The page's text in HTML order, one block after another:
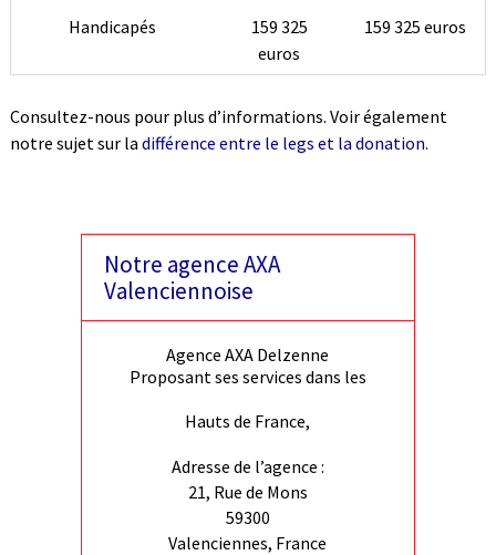
Handicapés
159 325
euros
159 325 euros
Consultez-nous pour plus d’informations. Voir également
notre sujet sur la différence entre le legs et la donation.
Notre agence AXA
Valenciennoise
Agence AXA Delzenne
Proposant ses services dans les
Hauts de France,
Adresse de l’agence :
21, Rue de Mons
59300
Valenciennes, France